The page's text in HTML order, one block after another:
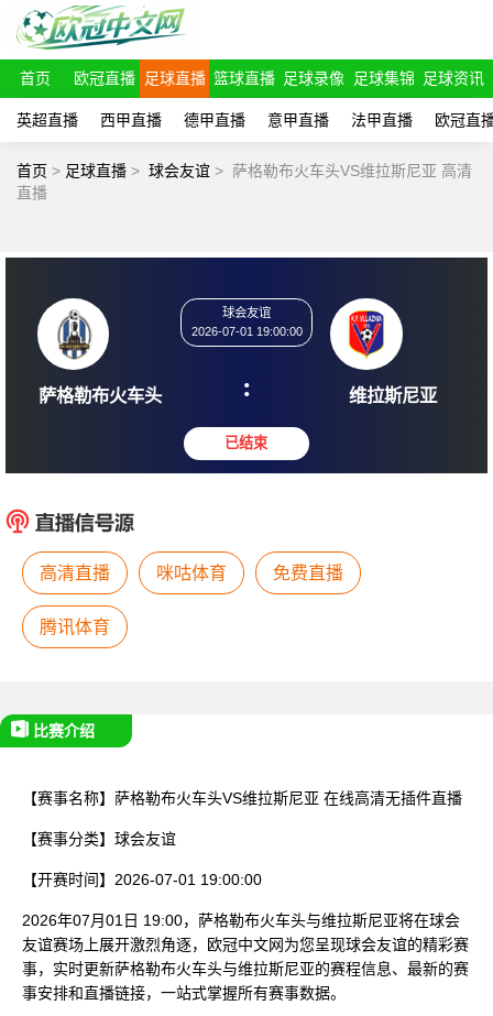
首页 欧冠直播 足球直播 篮球直播 足球录像 足球集锦 足球资讯
英超直播 西甲直播 德甲直播 意甲直播 法甲直播 欧冠直
首页 > 足球直播 > 球会友谊 > 萨格勒布火车头VS维拉斯尼亚 高清
直播
2026-07-01 19:00:00
:
高清直播 咪咕体育 免费直播
腾讯体育
比赛介绍
【赛事名称】 萨格勒布火车头VS维拉斯尼亚 在线高清无插件直播
【赛事分类】 球会友谊
【开赛时间】 2026-07-01 19:00:00
2026年07月01日 19:00，萨格勒布火车头与维拉斯尼亚将在球会
友谊赛场上展开激烈角逐，欧冠中文网为您呈现球会友谊的精彩赛
事，实时更新萨格勒布火车头与维拉斯尼亚的赛程信息、最新的赛
事安排和直播链接，一站式掌握所有赛事数据。